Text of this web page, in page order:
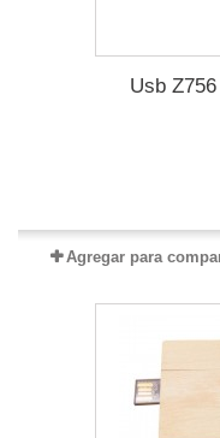
Usb
Agregar para